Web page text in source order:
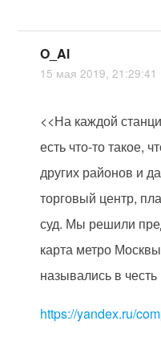
O_Al
15 мая 2019, 21:29:41
<<На каждой
есть что-то такое,
других районов и
торговый центр,
суд. Мы решили
карта метро
назывались в
https://yandex.ru/